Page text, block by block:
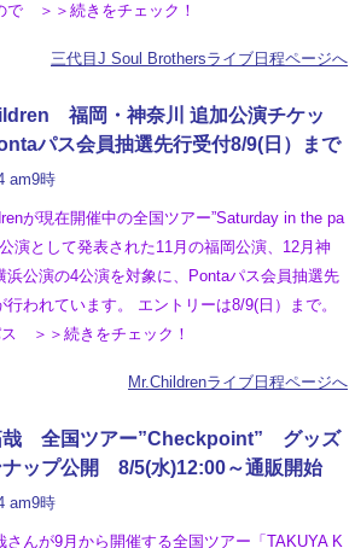
で ＞＞続きをチェック！
三代目J Soul Brothersライブ日程ページへ
福岡・神奈川 追加公演チケッ
パス会員抽選先行受付8/9(日）まで
am9時
が現在開催中の全国ツアー”Saturday in the pa
演として発表された11月の福岡公演、12月神
浜公演の4公演を対象に、Pontaパス会員抽選先
行われています。 エントリーは8/9(日）まで。
ス ＞＞続きをチェック！
Mr.Childrenライブ日程ページへ
哉 全国ツアー”Checkpoint” グッズ
ナップ公開 8/5(水)12:00～通販開始
am9時
さんが9月から開催する全国ツアー「TAKUYA K